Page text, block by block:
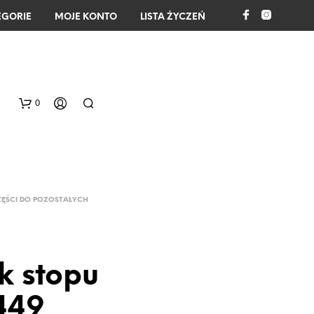
MOJE KONTO LISTA ŻYCZEŃ
0
B
R
DO POZOSTAŁYCH
stopu